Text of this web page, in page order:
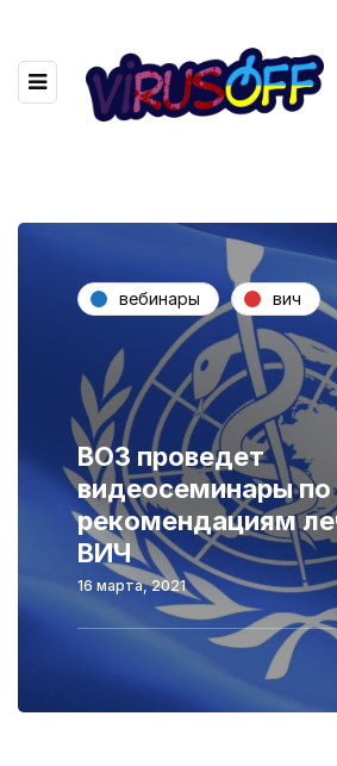
вебинары вич
ВОЗ проведет
видеосеминары
рекомендациям
ВИЧ
16 марта, 2021